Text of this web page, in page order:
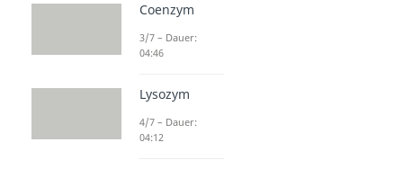
Coenzym
3/7 – Dauer:
04:46
Lysozym
4/7 – Dauer:
04:12